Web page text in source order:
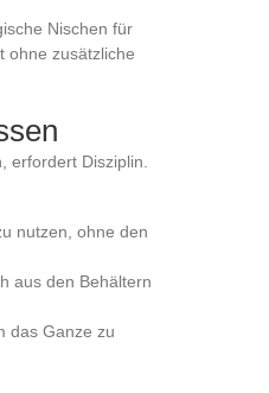
Nischen für
ohne zusätzliche
erfordert Disziplin.
nutzen, ohne den
aus den Behältern
das Ganze zu